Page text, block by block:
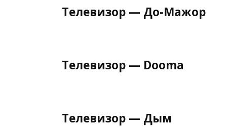
Телевизор — До-Мажор
Телевизор — Dooma
Телевизор — Дым